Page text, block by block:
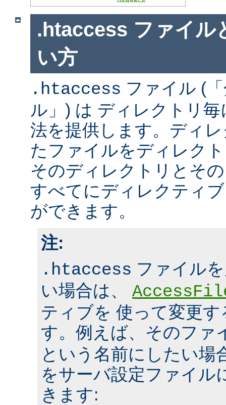
.htaccess ファイル
い方
.htaccess ファイル (
ル」) は ディレクトリ
法を提供します。ディ
たファイルをディレク
そのディレクトリとそ
すべてにディレクティ
ができます。
注:
.htaccess ファイル
い場合は、
ティブを 使って変更
す。例えば、そのファ
という名前にしたい場
をサーバ設定ファイル
きます: